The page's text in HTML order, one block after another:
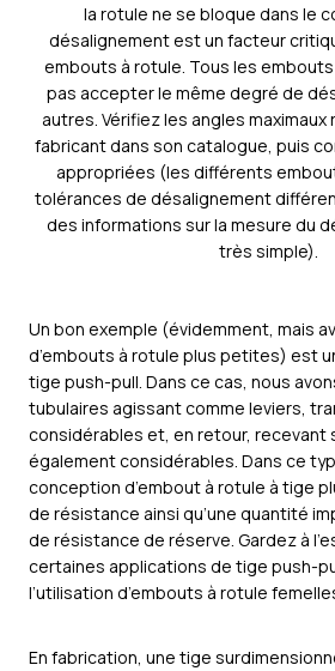
la rotule ne se bloque dans le
désalignement est un facteur
embouts à rotule. Tous les
pas accepter le même degré de
autres. Vérifiez les angles
fabricant dans son catalogue, puis
appropriées (les différents
tolérances de désalignement
des informations sur la mesure du
très simple).
Un bon exemple (évidemment, mais
d’embouts à rotule plus petites) est
tige push-pull. Dans ce cas, nous
tubulaires agissant comme leviers,
considérables et, en retour, recevant
également considérables. Dans ce
conception d’embout à rotule à tige
de résistance ainsi qu’une quantité
de résistance de réserve. Gardez à
certaines applications de tige push-
l’utilisation d’embouts à rotule
En fabrication, une tige